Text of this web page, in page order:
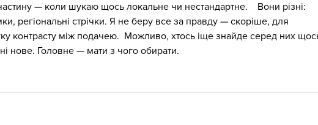
— коли шукаю щось локальне чи нестандартне.    Вони різні:
регіональні стрічки. Я не беру все за правду — скоріше, для
контрасту між подачею.  Можливо, хтось іще знайде серед них
нове. Головне — мати з чого обирати.